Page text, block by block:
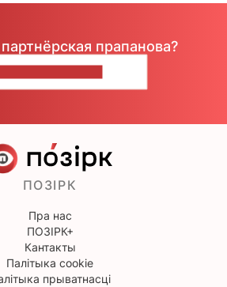
прапанова?
ПОЗІРК
Пра нас
ПОЗІРК+
Кантакты
Палітыка cookie
прыватнасці